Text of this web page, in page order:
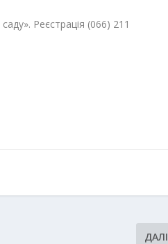
Реєстрація (066) 211
ДАЛІ